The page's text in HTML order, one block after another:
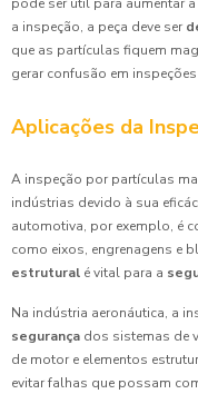
a inspeção, a peça deve ser
que as partículas fiquem
gerar confusão em
Aplicações da
A inspeção por partículas
indústrias devido à sua
automotiva, por exemplo, é
como eixos, engrenagens e
estrutural é vital para a
Na indústria aeronáutica, a
segurança dos sistemas de
de motor e elementos
evitar falhas que possam